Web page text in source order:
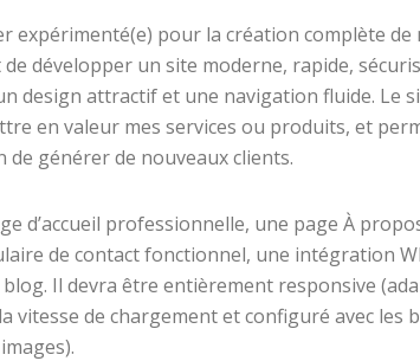
expérimenté(e) pour la création complète de
développer un site moderne, rapide,
design attractif et une navigation fluide. Le
en valeur mes services ou produits, et
de générer de nouveaux clients.
d’accueil professionnelle, une page À
de contact fonctionnel, une intégration
Il devra être entièrement responsive
de chargement et configuré avec les